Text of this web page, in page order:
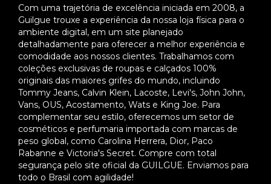
Com uma trajetória de excelência iniciada em 2008, a
Guilgue trouxe a experiência da nossa loja física para o
ambiente digital, em um site planejado
detalhadamente para oferecer a melhor experiência e
comodidade aos nossos clientes. Trabalhamos com
coleções exclusivas de roupas e calçados 100%
originais das maiores grifes do mundo, incluindo
Tommy Jeans, Calvin Klein, Lacoste, Levi's, John John,
Vans, OUS, Acostamento, Wats e King Joe. Para
complementar seu estilo, oferecemos um setor de
cosméticos e perfumaria importada com marcas de
peso global, como Carolina Herrera, Dior, Paco
Rabanne e Victoria's Secret. Compre com total
segurança pelo site oficial da GUILGUE. Enviamos para
todo o Brasil com agilidade!